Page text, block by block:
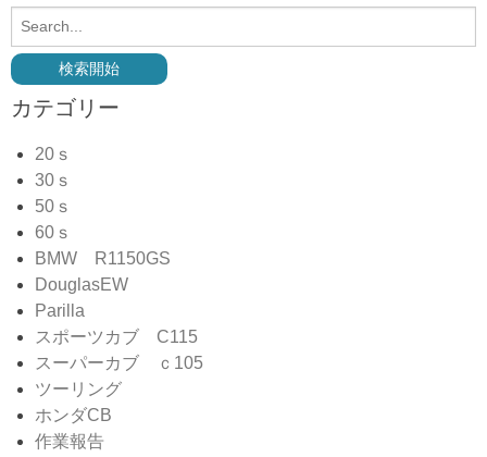
カテゴリー
20ｓ
30ｓ
50ｓ
60ｓ
BMW R1150GS
DouglasEW
Parilla
スポーツカブ C115
スーパーカブ ｃ105
ツーリング
ホンダCB
作業報告